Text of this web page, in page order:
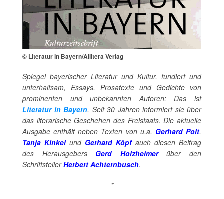
© Literatur in Bayern/Allitera Verlag
Spiegel bayerischer Literatur und Kultur, fundiert und
unterhaltsam, Essays, Prosatexte und Gedichte von
prominenten und unbekannten Autoren: Das ist
Literatur in Bayern. Seit 30 Jahren informiert sie über
das literarische Geschehen des Freistaats. Die aktuelle
Ausgabe enthält neben Texten von u.a. Gerhard Polt,
Tanja Kinkelund Gerhard Köpfauch diesen Beitrag
des Herausgebers Gerd Holzheimerüber den
SchriftstellerHerbert Achternbusch.
*